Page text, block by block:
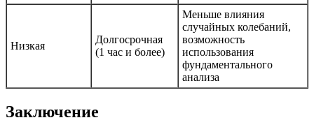
Низкая
Долгосрочная
(1 час и более)
Меньше влияния
случайных колебаний,
возможность
использования
фундаментального
анализа
Заключение